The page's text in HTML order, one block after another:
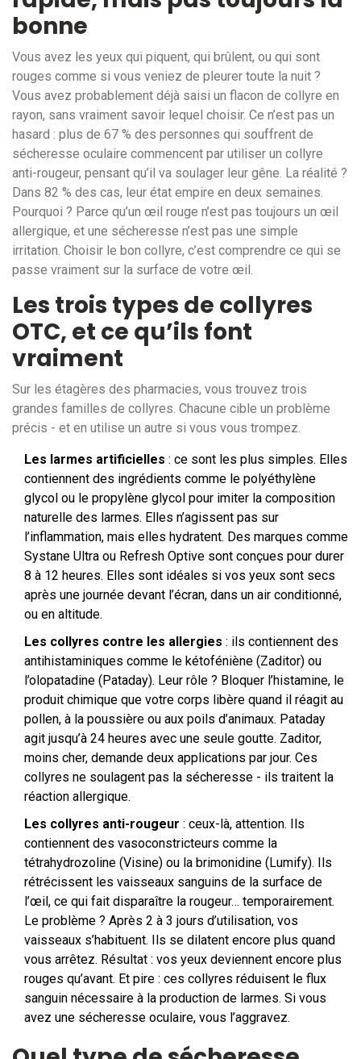
bonne
Vous avez les yeux qui piquent, qui brûlent, ou qui sont
rouges comme si vous veniez de pleurer toute la nuit ?
Vous avez probablement déjà saisi un flacon de collyre en
rayon, sans vraiment savoir lequel choisir. Ce n’est pas un
hasard : plus de 67 % des personnes qui souffrent de
sécheresse oculaire commencent par utiliser un collyre
anti-rougeur, pensant qu’il va soulager leur gêne. La réalité ?
Dans 82 % des cas, leur état empire en deux semaines.
Pourquoi ? Parce qu’un œil rouge n’est pas toujours un œil
allergique, et une sécheresse n’est pas une simple
irritation. Choisir le bon collyre, c’est comprendre ce qui se
passe vraiment sur la surface de votre œil.
Les trois types de collyres
OTC, et ce qu’ils font
vraiment
Sur les étagères des pharmacies, vous trouvez trois
grandes familles de collyres. Chacune cible un problème
précis - et en utilise un autre si vous vous trompez.
Les larmes artificielles : ce sont les plus simples. Elles
contiennent des ingrédients comme le polyéthylène
glycol ou le propylène glycol pour imiter la composition
naturelle des larmes. Elles n’agissent pas sur
l’inflammation, mais elles hydratent. Des marques comme
Systane Ultra ou Refresh Optive sont conçues pour durer
8 à 12 heures. Elles sont idéales si vos yeux sont secs
après une journée devant l’écran, dans un air conditionné,
ou en altitude.
Les collyres contre les allergies : ils contiennent des
antihistaminiques comme le kétoféniène (Zaditor) ou
l’olopatadine (Pataday). Leur rôle ? Bloquer l’histamine, le
produit chimique que votre corps libère quand il réagit au
pollen, à la poussière ou aux poils d’animaux. Pataday
agit jusqu’à 24 heures avec une seule goutte. Zaditor,
moins cher, demande deux applications par jour. Ces
collyres ne soulagent pas la sécheresse - ils traitent la
réaction allergique.
Les collyres anti-rougeur : ceux-là, attention. Ils
contiennent des vasoconstricteurs comme la
tétrahydrozoline (Visine) ou la brimonidine (Lumify). Ils
rétrécissent les vaisseaux sanguins de la surface de
l’œil, ce qui fait disparaître la rougeur… temporairement.
Le problème ? Après 2 à 3 jours d’utilisation, vos
vaisseaux s’habituent. Ils se dilatent encore plus quand
vous arrêtez. Résultat : vos yeux deviennent encore plus
rouges qu’avant. Et pire : ces collyres réduisent le flux
sanguin nécessaire à la production de larmes. Si vous
avez une sécheresse oculaire, vous l’aggravez.